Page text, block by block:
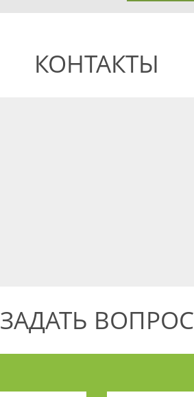
КОНТАКТЫ
ЗАДАТЬ ВОПРОС